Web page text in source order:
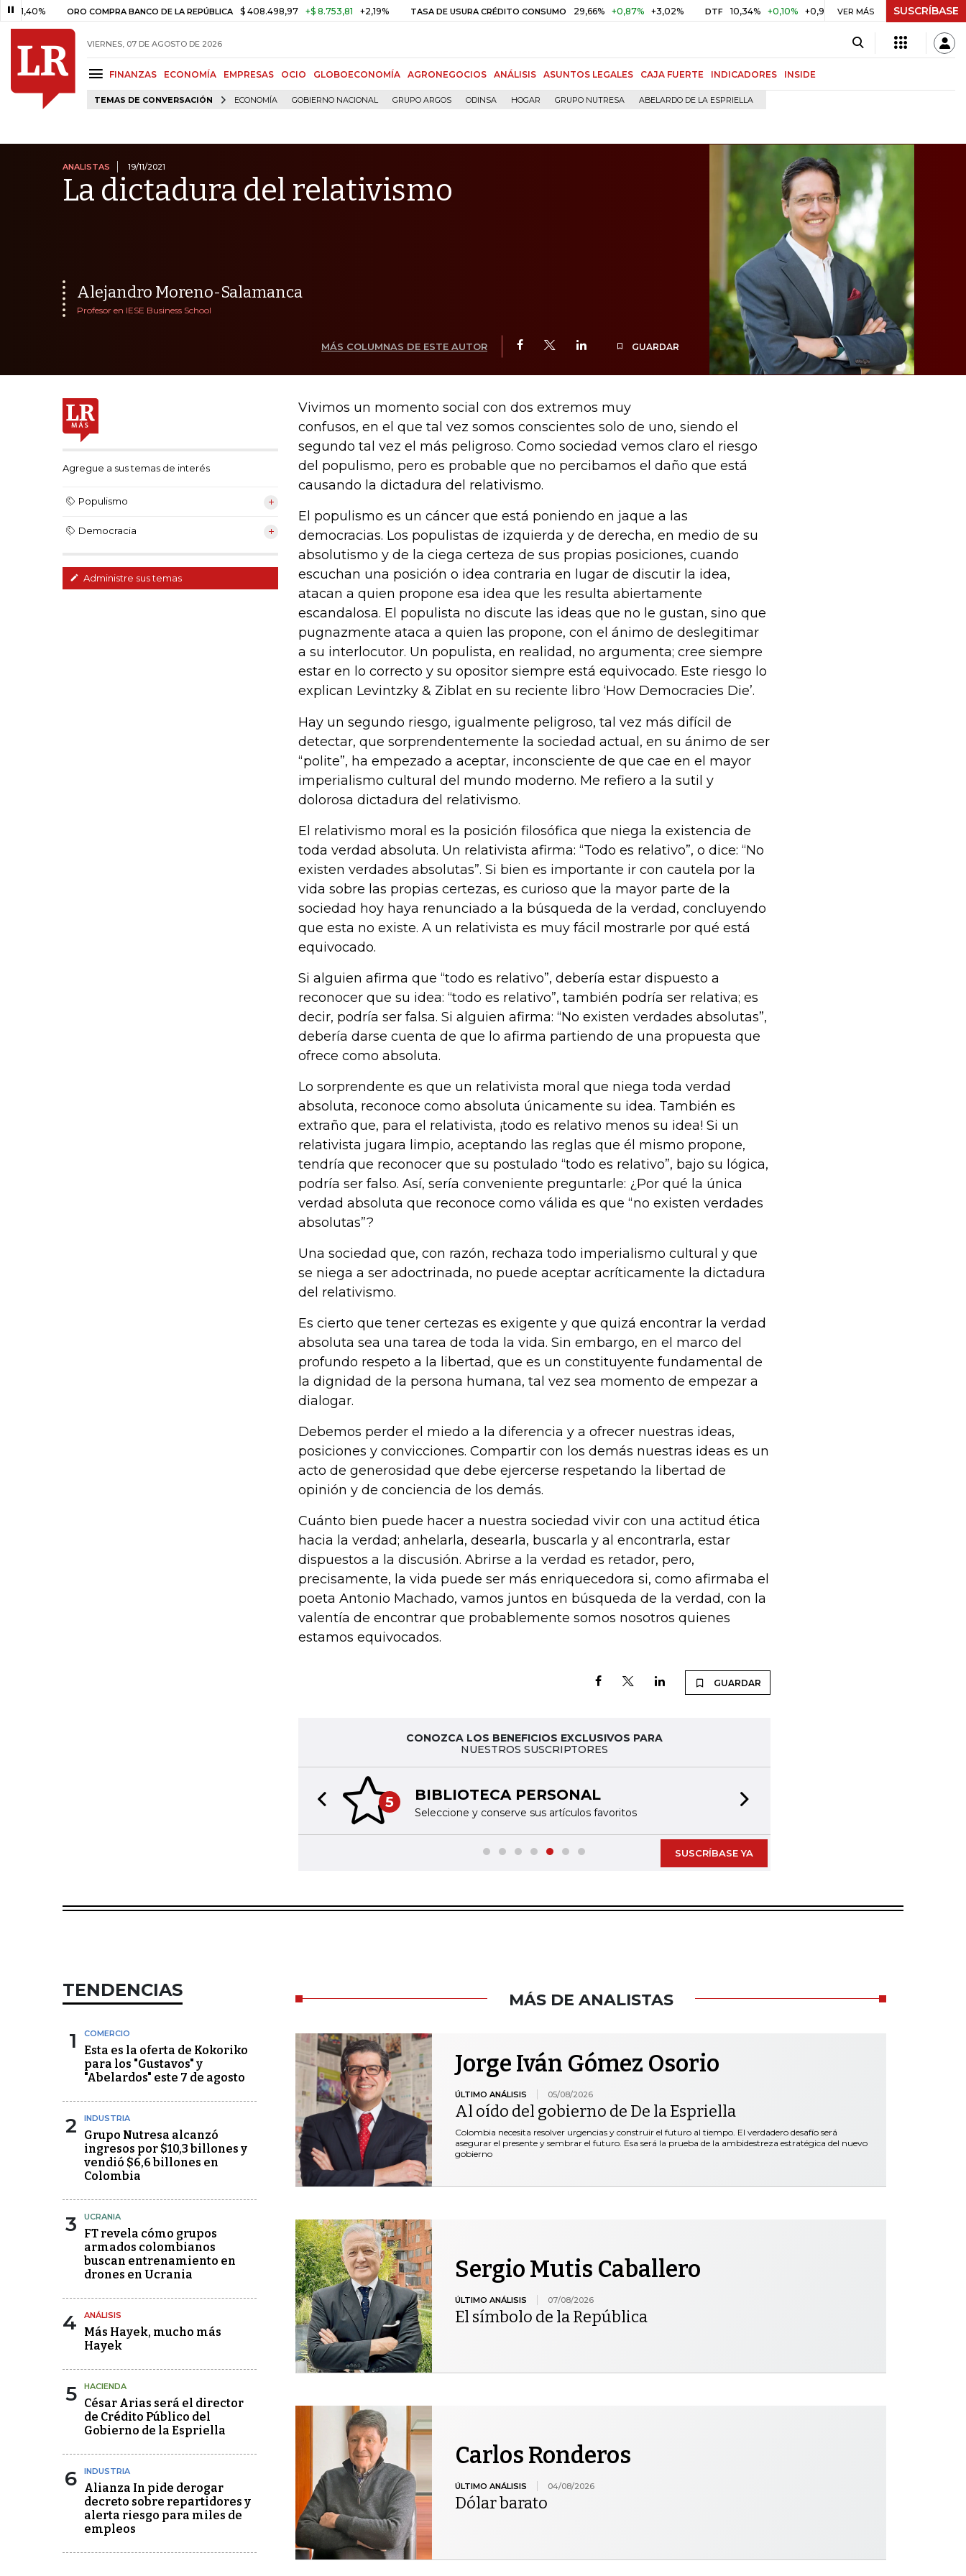
ORO COMPRA BANCO DE LA REPÚBLICA $ 408.498,97 +$ 8.753,81 +2,19% TASA DE USURA CRÉDITO CONSUMO 29,66% +0,87% +3,02% DTF 10,34% +0,10% +0,98% UVR $ 416,86 +$ 0,05 +0,01%
VER MÁS SUSCRÍBASE
VIERNES, 07 DE AGOSTO DE 2026
FINANZAS ECONOMÍA EMPRESAS OCIO GLOBOECONOMÍA AGRONEGOCIOS ANÁLISIS ASUNTOS LEGALES CAJA FUERTE INDICADORES INSIDE
TEMAS DE CONVERSACIÓN ECONOMÍA GOBIERNO NACIONAL GRUPO ARGOS ODINSA HOGAR GRUPO NUTRESA ABELARDO DE LA ESPRIELLA
ANALISTAS 19/11/2021
La dictadura del relativismo
Alejandro Moreno-Salamanca
Profesor en IESE Business School
MÁS COLUMNAS DE ESTE AUTOR GUARDAR
Agregue a sus temas de interés
Populismo
Democracia
Administre sus temas
Vivimos un momento social con dos extremos muy
confusos, en el que tal vez somos conscientes solo de uno, siendo el
segundo tal vez el más peligroso. Como sociedad vemos claro el riesgo
del populismo, pero es probable que no percibamos el daño que está
causando la dictadura del relativismo.
El populismo es un cáncer que está poniendo en jaque a las
democracias. Los populistas de izquierda y de derecha, en medio de su
absolutismo y de la ciega certeza de sus propias posiciones, cuando
escuchan una posición o idea contraria en lugar de discutir la idea,
atacan a quien propone esa idea que les resulta abiertamente
escandalosa. El populista no discute las ideas que no le gustan, sino que
pugnazmente ataca a quien las propone, con el ánimo de deslegitimar
a su interlocutor. Un populista, en realidad, no argumenta; cree siempre
estar en lo correcto y su opositor siempre está equivocado. Este riesgo lo
explican Levintzky & Ziblat en su reciente libro ‘How Democracies Die’.
Hay un segundo riesgo, igualmente peligroso, tal vez más difícil de
detectar, que sorprendentemente la sociedad actual, en su ánimo de ser
“polite”, ha empezado a aceptar, inconsciente de que cae en el mayor
imperialismo cultural del mundo moderno. Me refiero a la sutil y
dolorosa dictadura del relativismo.
El relativismo moral es la posición filosófica que niega la existencia de
toda verdad absoluta. Un relativista afirma: “Todo es relativo”, o dice: “No
existen verdades absolutas”. Si bien es importante ir con cautela por la
vida sobre las propias certezas, es curioso que la mayor parte de la
sociedad hoy haya renunciado a la búsqueda de la verdad, concluyendo
que esta no existe. A un relativista es muy fácil mostrarle por qué está
equivocado.
Si alguien afirma que “todo es relativo”, debería estar dispuesto a
reconocer que su idea: “todo es relativo”, también podría ser relativa; es
decir, podría ser falsa. Si alguien afirma: “No existen verdades absolutas”,
debería darse cuenta de que lo afirma partiendo de una propuesta que
ofrece como absoluta.
Lo sorprendente es que un relativista moral que niega toda verdad
absoluta, reconoce como absoluta únicamente su idea. También es
extraño que, para el relativista, ¡todo es relativo menos su idea! Si un
relativista jugara limpio, aceptando las reglas que él mismo propone,
tendría que reconocer que su postulado “todo es relativo”, bajo su lógica,
podría ser falso. Así, sería conveniente preguntarle: ¿Por qué la única
verdad absoluta que reconoce como válida es que “no existen verdades
absolutas”?
Una sociedad que, con razón, rechaza todo imperialismo cultural y que
se niega a ser adoctrinada, no puede aceptar acríticamente la dictadura
del relativismo.
Es cierto que tener certezas es exigente y que quizá encontrar la verdad
absoluta sea una tarea de toda la vida. Sin embargo, en el marco del
profundo respeto a la libertad, que es un constituyente fundamental de
la dignidad de la persona humana, tal vez sea momento de empezar a
dialogar.
Debemos perder el miedo a la diferencia y a ofrecer nuestras ideas,
posiciones y convicciones. Compartir con los demás nuestras ideas es un
acto de generosidad que debe ejercerse respetando la libertad de
opinión y de conciencia de los demás.
Cuánto bien puede hacer a nuestra sociedad vivir con una actitud ética
hacia la verdad; anhelarla, desearla, buscarla y al encontrarla, estar
dispuestos a la discusión. Abrirse a la verdad es retador, pero,
precisamente, la vida puede ser más enriquecedora si, como afirmaba el
poeta Antonio Machado, vamos juntos en búsqueda de la verdad, con la
valentía de encontrar que probablemente somos nosotros quienes
estamos equivocados.
GUARDAR
CONOZCA LOS BENEFICIOS EXCLUSIVOS PARA
NUESTROS SUSCRIPTORES
5 BIBLIOTECA PERSONAL
Seleccione y conserve sus artículos favoritos
Previous slide
SUSCRÍBASE YA
TENDENCIAS
1 COMERCIO
Esta es la oferta de Kokoriko
para los "Gustavos" y
"Abelardos" este 7 de agosto
2 INDUSTRIA
Grupo Nutresa alcanzó
ingresos por $10,3 billones y
vendió $6,6 billones en
Colombia
3 UCRANIA
FT revela cómo grupos
armados colombianos
buscan entrenamiento en
drones en Ucrania
4 ANÁLISIS
Más Hayek, mucho más
Hayek
5 HACIENDA
César Arias será el director
de Crédito Público del
Gobierno de la Espriella
6 INDUSTRIA
Alianza In pide derogar
decreto sobre repartidores y
alerta riesgo para miles de
empleos
MÁS DE ANALISTAS
Jorge Iván Gómez Osorio
ÚLTIMO ANÁLISIS 05/08/2026
Al oído del gobierno de De la Espriella
Colombia necesita resolver urgencias y construir el futuro al tiempo. El verdadero desafío será
asegurar el presente y sembrar el futuro. Esa será la prueba de la ambidestreza estratégica del nuevo
gobierno
Sergio Mutis Caballero
ÚLTIMO ANÁLISIS 07/08/2026
El símbolo de la República
Carlos Ronderos
ÚLTIMO ANÁLISIS 04/08/2026
Dólar barato